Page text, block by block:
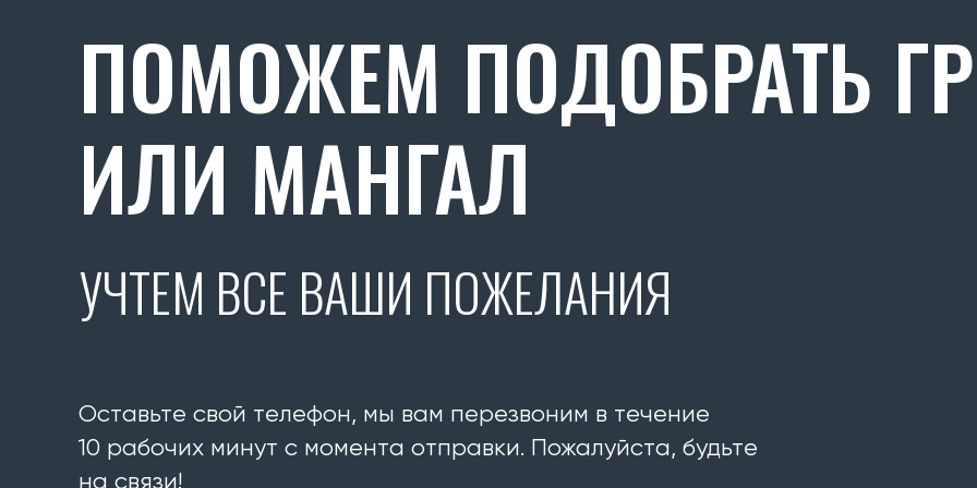
ПОМОЖЕМ ПОДОБРАТЬ
ИЛИ МАНГАЛ
УЧТЕМ ВСЕ ВАШИ ПОЖЕЛАНИЯ
Оставьте свой телефон, мы вам перезвоним в течение
10 рабочих минут с момента отправки. Пожалуйста, будьте
на связи!